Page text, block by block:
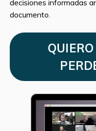
decisiones informadas
documento.